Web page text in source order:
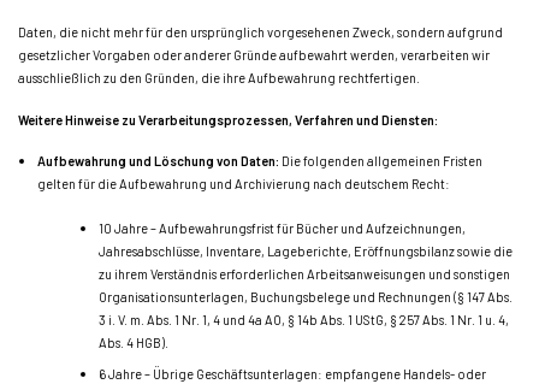
Daten, die nicht mehr für den ursprünglich vorgesehenen Zweck, sondern aufgrund
gesetzlicher Vorgaben oder anderer Gründe aufbewahrt werden, verarbeiten wir
ausschließlich zu den Gründen, die ihre Aufbewahrung rechtfertigen.
Weitere Hinweise zu Verarbeitungsprozessen, Verfahren und Diensten:
Aufbewahrung und Löschung von Daten: Die folgenden allgemeinen Fristen
gelten für die Aufbewahrung und Archivierung nach deutschem Recht:
10 Jahre – Aufbewahrungsfrist für Bücher und Aufzeichnungen,
Jahresabschlüsse, Inventare, Lageberichte, Eröffnungsbilanz sowie die
zu ihrem Verständnis erforderlichen Arbeitsanweisungen und sonstigen
Organisationsunterlagen, Buchungsbelege und Rechnungen (§ 147 Abs.
3 i. V. m. Abs. 1 Nr. 1, 4 und 4a AO, § 14b Abs. 1 UStG, § 257 Abs. 1 Nr. 1 u. 4,
Abs. 4 HGB).
6 Jahre – Übrige Geschäftsunterlagen: empfangene Handels- oder